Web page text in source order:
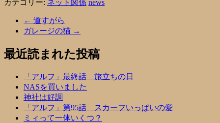
カテゴリー: ネット関係 news
← 道すがら
ガレージの猫 →
最近読まれた投稿
「アルフ」最終話 旅立ちの日
NASを買いました
神社は好調
「アルフ」第95話 スカーフいっぱいの愛
ミィって一体いくつ？